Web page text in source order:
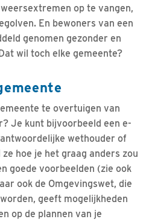
op te vangen,
En bewoners van een
genomen gezonder en
wil toch elke gemeente?
te overtuigen van
Je kunt bijvoorbeeld een e-
wethouder of
hoe je het graag anders zou
goede voorbeelden (zie ook
ook de Omgevingswet, die
geeft mogelijkheden
op de plannen van je